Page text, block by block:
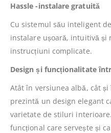
Hassle -instalare gratuită
Cu sistemul său inteligent
instalare ușoară, intuitivă și
instrucțiuni complicate.
Design și funcționalitate
Atât în ​​versiunea albă, cât și
prezintă un design elegant
varietate de stiluri
funcțional care servește și